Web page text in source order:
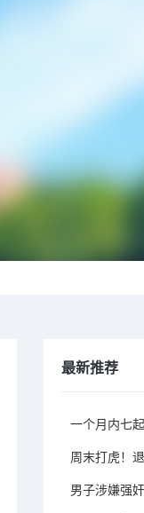
最新推荐
一个月内七
周末打虎！
男子涉嫌强